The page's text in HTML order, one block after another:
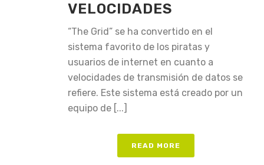
VELOCIDADES
“The Grid” se ha convertido en el
sistema favorito de los piratas y
usuarios de internet en cuanto a
velocidades de transmisión de datos se
refiere. Este sistema está creado por un
equipo de [...]
READ MORE